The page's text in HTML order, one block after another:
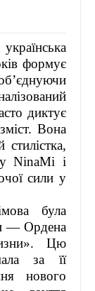
формує
диктує
Вона
NinaMi і
сили у
була
— Ордена
Цю
за її
нового